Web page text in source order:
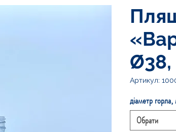
Артикул:
діаметр
Обрати